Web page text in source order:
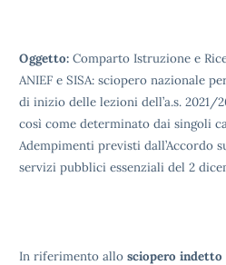
Oggetto: Comparto Istruzione e
ANIEF e SISA: sciopero nazionale
di inizio delle lezioni dell’a.s. 2021/
così come determinato dai singoli
Adempimenti previsti dall’Accordo
servizi pubblici essenziali del 2
In riferimento allo sciopero indetto